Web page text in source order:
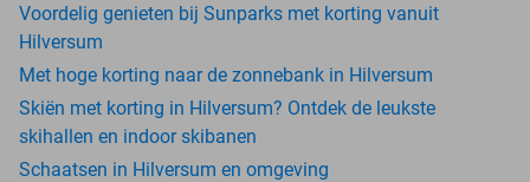
Voordelig genieten bij Sunparks met korting vanuit
Hilversum
Met hoge korting naar de zonnebank in Hilversum
Skiën met korting in Hilversum? Ontdek de leukste
skihallen en indoor skibanen
Schaatsen in Hilversum en omgeving